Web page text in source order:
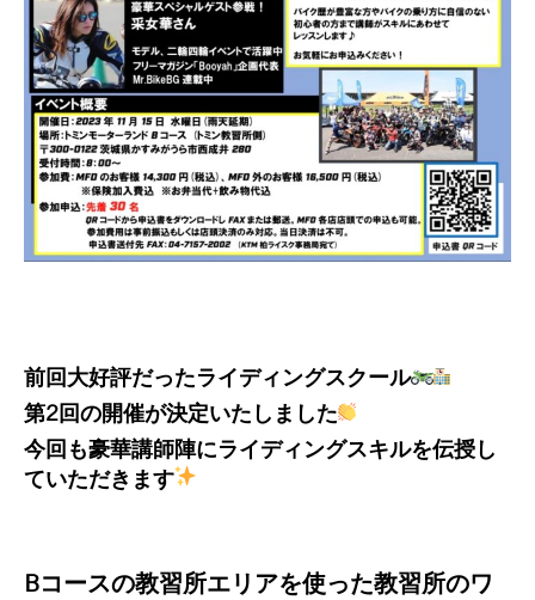
前回大好評だったライディングスクール
第2回の開催が決定いたしました
今回も豪華講師陣にライディングスキルを伝授し
ていただきます
Bコースの教習所エリアを使った教習所のワ